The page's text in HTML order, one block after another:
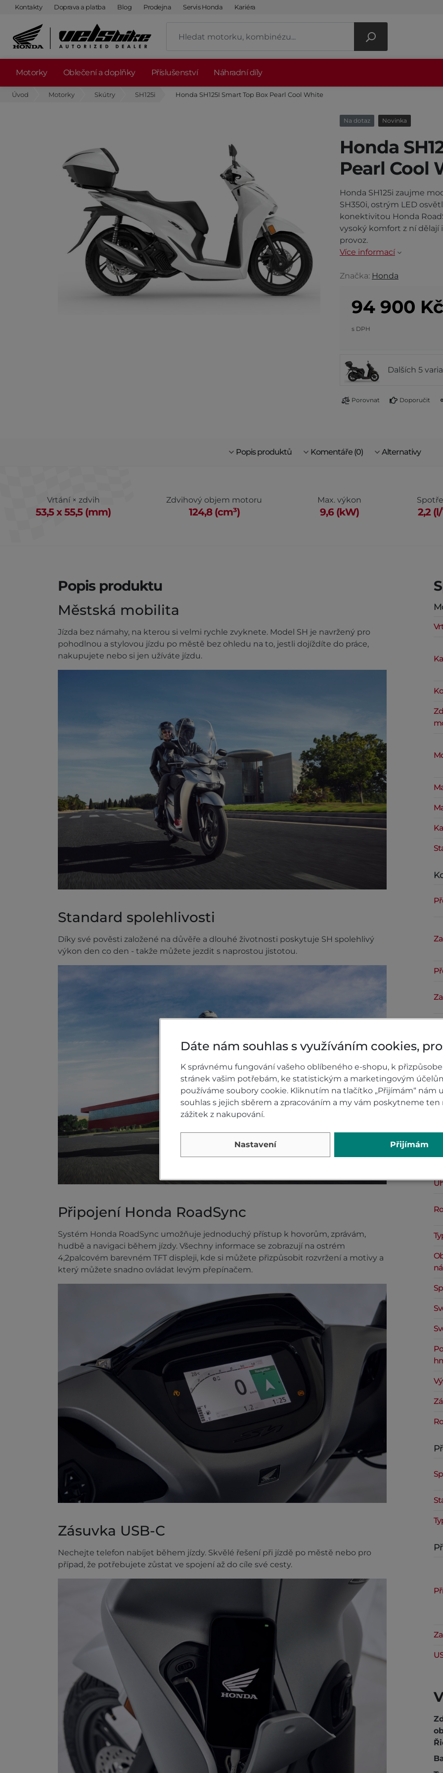
Kontakty Doprava a platba Blog Prodejna Servis Honda Kariéra
Motorky Oblečení a doplňky Příslušenství Náhradní díly
Úvod Motorky Skútry SH125i Honda SH125I Smart Top Box Pearl Cool White
Na dotaz Novinka
Honda
Pearl Cool
Honda SH125i zaujme
SH350i, ostrým LED
konektivitou Honda
vysoký komfort z ní
provoz.
Více informací
Značka: Honda
94 900 Kč
s DPH
Dalších 5
Porovnat Doporučit
Popis produktů Komentáře (0) Alternativy
Vrtání × zdvih
53,5 x 55,5 (mm)
Zdvihový objem motoru
124,8 (cm³)
Max. výkon
9,6 (kW) 2,2
Popis produktu
Městská mobilita
Jízda bez námahy, na kterou si velmi rychle zvyknete. Model SH je navržený pro
pohodlnou a stylovou jízdu po městě bez ohledu na to, jestli dojíždíte do práce,
nakupujete nebo si jen užíváte jízdu.
Standard spolehlivosti
Díky své pověsti založené na důvěře a dlouhé životnosti poskytuje SH spolehlivý
výkon den co den - takže můžete jezdit s naprostou jistotou.
Připojení Honda RoadSync
Systém Honda RoadSync umožňuje jednoduchý přístup k hovorům, zprávám,
hudbě a navigaci během jízdy. Všechny informace se zobrazují na ostrém
4,2palcovém barevném TFT displeji, kde si můžete přizpůsobit rozvržení a motivy a
který můžete snadno ovládat levým přepínačem.
Zásuvka USB-C
Nechejte telefon nabíjet během jízdy. Skvělé řešení při jízdě po městě nebo pro
případ, že potřebujete zůstat ve spojení až do cíle své cesty.
Dáte nám souhlas s využíváním cookies,
K správnému fungování vašeho oblíbeného e-shopu, k
stránek vašim potřebám, ke statistickým a marketingovým
používáme soubory cookie. Kliknutím na tlačítko „Přijímám“ nám
souhlas s jejich sběrem a zpracováním a my vám poskytneme ten
zážitek z nakupování.
Nastavení Přijímám